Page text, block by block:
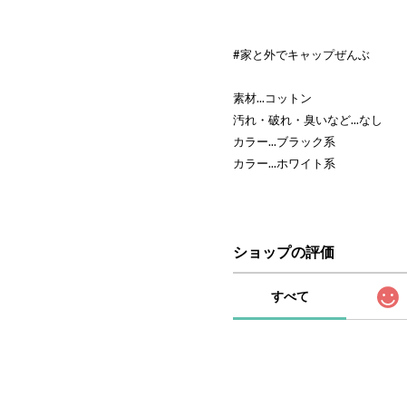
#家と外でキャップぜんぶ
素材...コットン
汚れ・破れ・臭いなど...なし
カラー...ブラック系
カラー...ホワイト系
ショップの評価
すべて